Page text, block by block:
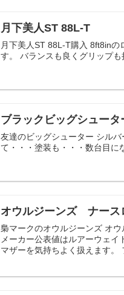
月下美人ST 88L-T
月下美人ST 88L-T購入 8ft8inの
す。 バランスも良くグリップも
ブラックビッグシュータ
友達のビッグシューター シル
て・・・塗装も・・・数台目に
オウルジーンズ ナース
梟マークのオウルジーンズ オ
メーカー公表値はルアーウェイ
マザーを気持ちよく扱えます。